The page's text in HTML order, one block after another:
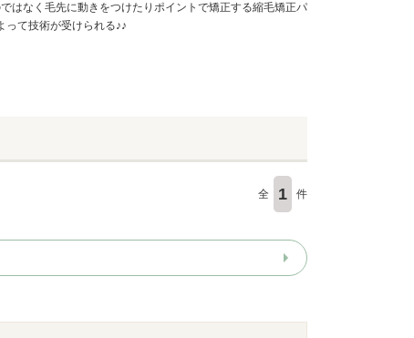
はなく毛先に動きをつけたりポイントで矯正する縮毛矯正パ
て技術が受けられる♪♪
全 1 件